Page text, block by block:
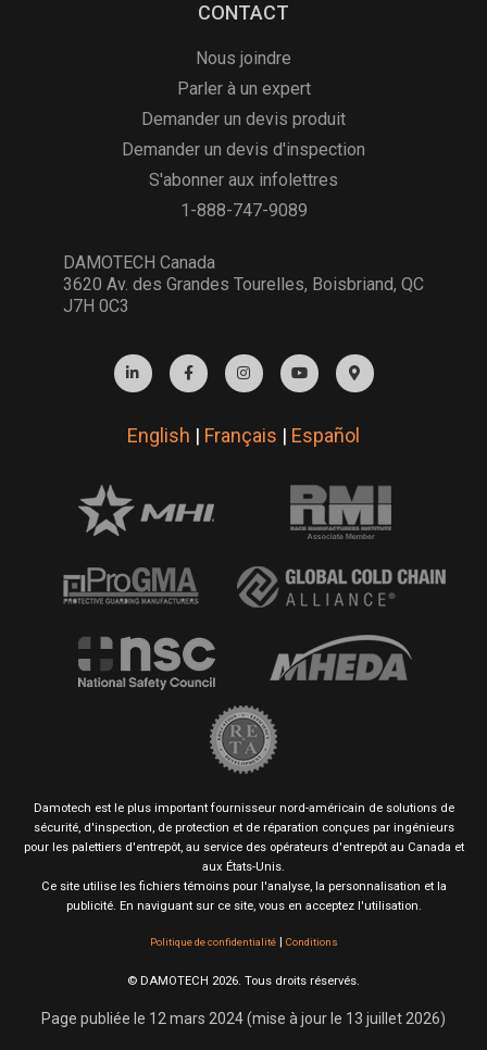
CONTACT
Nous joindre
Parler à un expert
Demander un devis produit
Demander un devis d'inspection
S'abonner aux infolettres
1-888-747-9089
DAMOTECH Canada
3620 Av. des Grandes Tourelles, Boisbriand, QC
J7H 0C3
English | Français | Español
Damotech est le plus important fournisseur nord-américain de solutions de
sécurité, d'inspection, de protection et de réparation conçues par ingénieurs
pour les palettiers d'entrepôt, au service des opérateurs d'entrepôt au Canada et
aux États-Unis.
Ce site utilise les fichiers témoins pour l'analyse, la personnalisation et la
publicité. En naviguant sur ce site, vous en acceptez l'utilisation.
Politique de confidentialité| Conditions
© DAMOTECH 2026. Tous droits réservés.
Page publiée le 12 mars 2024 (mise à jour le 13 juillet 2026)